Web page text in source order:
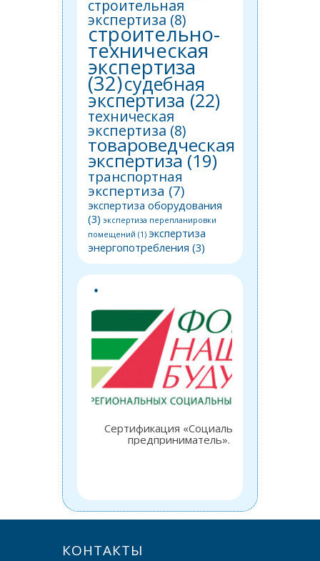
строительная
экспертиза (8)
строительно-
техническая
экспертиза
(32)судебная
экспертиза (22)
техническая
экспертиза (8)
товароведческая
экспертиза (19)
транспортная
экспертиза (7)
экспертиза оборудования
(3) экспертиза перепланировки
помещений (1) экспертиза
энергопотребления (3)
Сертификация «Социальный
предприниматель».
КОНТАКТЫ